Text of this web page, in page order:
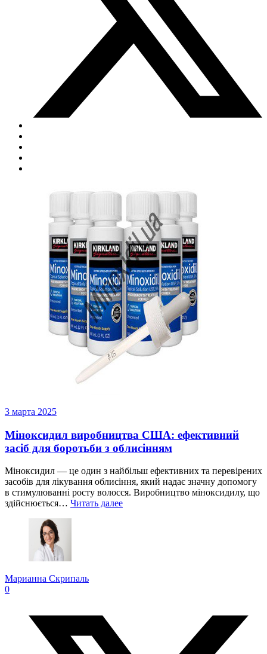
3 марта 2025
Міноксидил виробництва США: ефективний
засіб для боротьби з облисінням
Міноксидил — це один з найбільш ефективних та перевірених
засобів для лікування облисіння, який надає значну допомогу
в стимулюванні росту волосся. Виробництво міноксидилу, що
здійснюється… Читать далее
Марианна Скрипаль
0